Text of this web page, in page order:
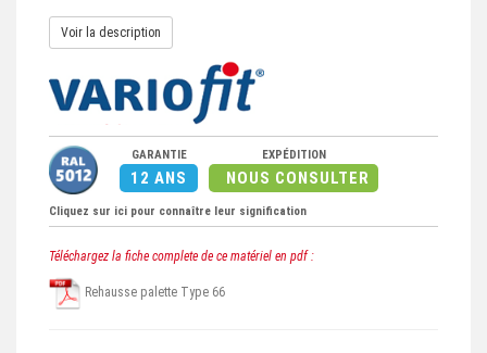
Voir la description
GARANTIE
12 ANS
EXPÉDITION
NOUS CONSULTER
Cliquez sur ici pour connaître leur signification
Téléchargez la fiche complete de ce matériel en pdf :
Rehausse palette Type 66